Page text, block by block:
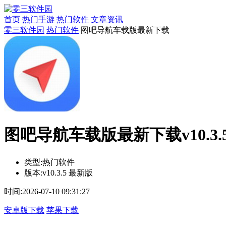
首页 热门手游 热门软件 文章资讯
零三软件园 热门软件 图吧导航车载版最新下载
图吧导航车载版最新下载
类型:热门软件
版本:v10.3.5 最新版
时间:2026-07-10 09:31:27
安卓版下载 苹果下载